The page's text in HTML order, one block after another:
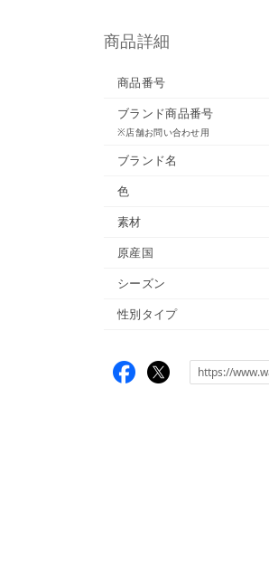
商品詳細
商品番号
ブランド商品番号
※店舗お問い合わせ用
ブランド名
色
素材
原産国
シーズン
性別タイプ